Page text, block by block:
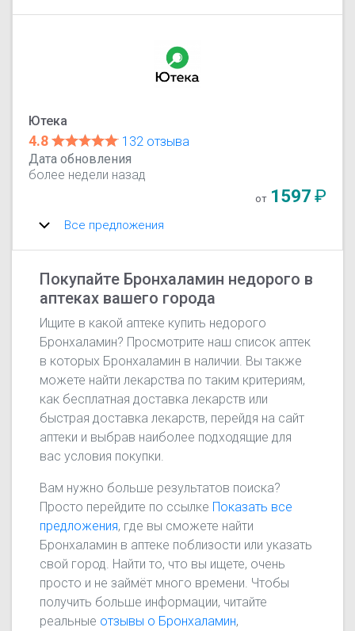
Ютека
4.8
132 отзыва
Дата обновления
более недели назад
от 1597₽
Все предложения
Покупайте Бронхаламин недорого в
аптеках вашего города
Ищите в какой аптеке купить недорого
Бронхаламин? Просмотрите наш список аптек
в которых Бронхаламин в наличии. Вы также
можете найти лекарства по таким критериям,
как бесплатная доставка лекарств или
быстрая доставка лекарств, перейдя на сайт
аптеки и выбрав наиболее подходящие для
вас условия покупки.
Вам нужно больше результатов поиска?
Просто перейдите по ссылке Показать все
предложения, где вы сможете найти
Бронхаламин в аптеке поблизости или указать
свой город. Найти то, что вы ищете, очень
просто и не займёт много времени. Чтобы
получить больше информации, читайте
реальные отзывы о Бронхаламин,